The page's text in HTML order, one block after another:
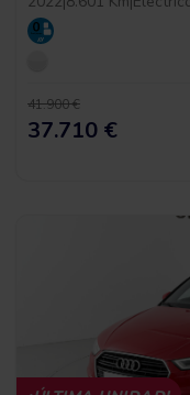
41.900 €
37.710 €